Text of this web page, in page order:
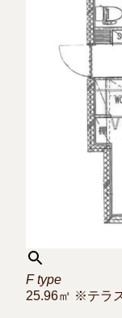
F type
25.96㎡ ※テラ